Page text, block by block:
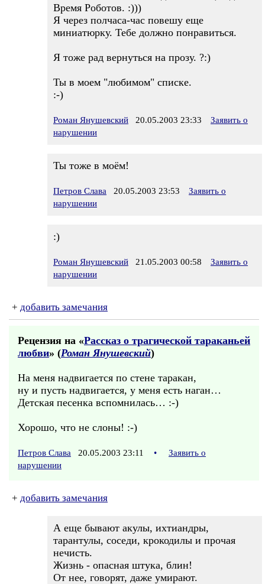
Время Роботов. :)))
Я через полчаса-час повешу еще
миниатюрку. Тебе должно понравиться.
Я тоже рад вернуться на прозу. ?:)
Ты в моем "любимом" списке.
:-)
Роман Янушевский 20.05.2003 23:33
Заявить о
нарушении
Ты тоже в моём!
Петров Слава 20.05.2003 23:53
Заявить о
нарушении
:)
Роман Янушевский 21.05.2003 00:58
Заявить о
нарушении
+ добавить замечания
Рецензия на «Рассказ о трагической тараканьей
любви» (Роман Янушевский)
На меня надвигается по стене таракан,
ну и пусть надвигается, у меня есть наган…
Детская песенка вспомнилась… :-)
Хорошо, что не слоны! :-)
Петров Слава 20.05.2003 23:11 •
Заявить о
нарушении
+ добавить замечания
А еще бывают акулы, ихтиандры,
тарантулы, соседи, крокодилы и прочая
нечисть.
Жизнь - опасная штука, блин!
От нее, говорят, даже умирают.